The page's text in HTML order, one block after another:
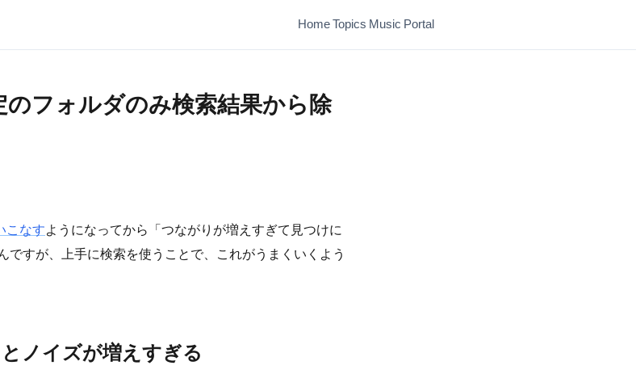
HomeTopics Music Portal
フォルダのみ検索結果から除
こなすようになってから「つながりが増えすぎて見つけに
ですが、上手に検索を使うことで、これがうまくいくよう
ノイズが増えすぎる